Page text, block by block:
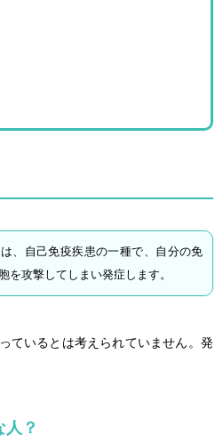
、自己免疫疾患の一種で、自分の免
を攻撃してしまい発症します。
ているとは考えられていません。発
？